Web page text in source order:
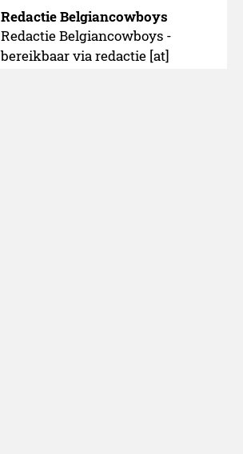
Redactie Belgiancowboys
Redactie Belgiancowboys -
bereikbaar via redactie [at]